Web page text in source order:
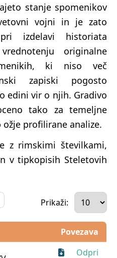
stanje spomenikov
vojni in je zato
izdelavi historiata
originalne
ki niso več
zapiski pogosto
edini vir o njih. Gradivo
tako za temeljne
profilirane analize.
z rimskimi številkami,
v tipkopisih Steletovih
Prikaži:
Povezava
Odpri